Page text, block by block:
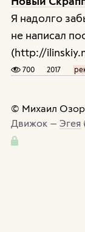
Я надолго
не написал
(http://
700 2017
© Михаил
Движок — Эгея